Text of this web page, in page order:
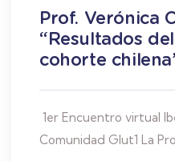
Prof. Verónica
“Resultados
cohorte
1er Encuentro virtual
Comunidad Glut1 La